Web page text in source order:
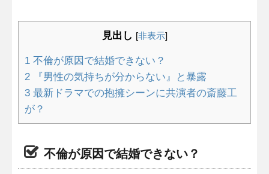
見出し [非表示]
1 不倫が原因で結婚できない？
2 『男性の気持ちが分からない』と暴露
3 最新ドラマでの抱擁シーンに共演者の斎藤工
が？
不倫が原因で結婚できない？